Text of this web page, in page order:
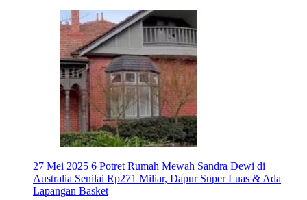
27 Mei 2025 6 Potret Rumah Mewah Sandra Dewi di
Australia Senilai Rp271 Miliar, Dapur Super Luas & Ada
Lapangan Basket